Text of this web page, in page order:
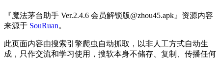
『魔法茅台助手 Ver.2.4.6 会员解锁版@zhou45.apk』资源内容
来源于 SouRuan。
此页面内容由搜索引擎爬虫自动抓取，以非人工方式自动生
成，只作交流和学习使用，搜软本身不储存、复制、传播任何